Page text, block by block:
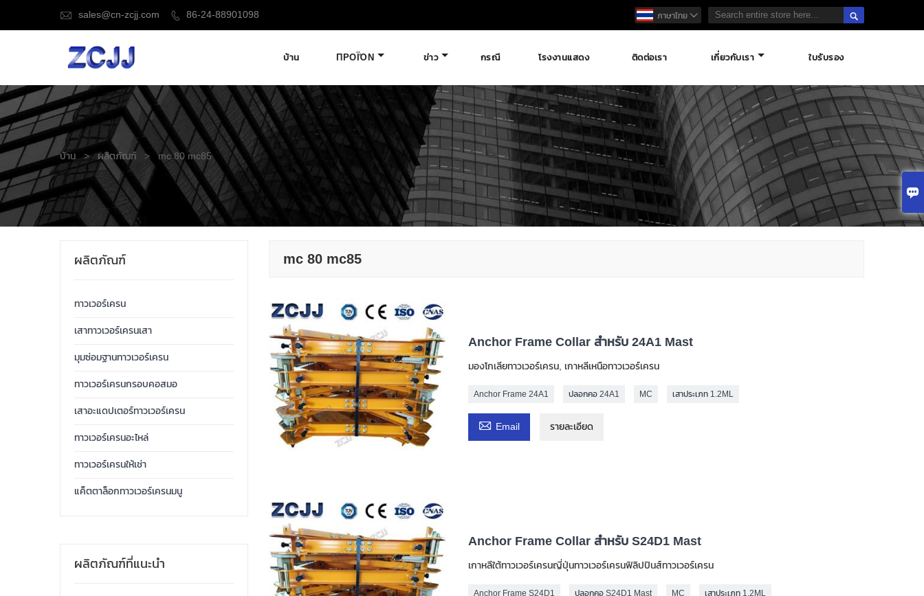

 sales@cn-zcjj.com  86-24-88901098 
ภาษาไทย 
บ้าน ΠΡΟΪΌΝ ข่าว กรณี โรงงานแสดง ติดต่อเรา เกี่ยวกับเรา ใบรับรอง
บ้าน > ผลิตภัณฑ์ > mc 80 mc85
mc 80 mc85
Anchor Frame Collar สำหรับ 24A1 Mast
มองโกเลียทาวเวอร์เครน, เกาหลีเหนือทาวเวอร์เครน
Anchor Frame 24A1 ปลอกคอ 24A1 MC เสาประเภท 1.2ML
 Email รายละเอียด
Anchor Frame Collar สำหรับ S24D1 Mast
เกาหลีใต้ทาวเวอร์เครนญี่ปุ่นทาวเวอร์เครนฟิลิปปินส์ทาวเวอร์เครน
Anchor Frame S24D1 ปลอกคอ S24D1 Mast MC เสาประเภท 1.2ML
ผลิตภัณฑ์
ทาวเวอร์เครน
เสาทาวเวอร์เครนเสา
มุมซ่อมฐานทาวเวอร์เครน
ทาวเวอร์เครนกรอบคอสมอ
เสาอะแดปเตอร์ทาวเวอร์เครน
ทาวเวอร์เครนอะไหล่
ทาวเวอร์เครนให้เช่า
แค็ตตาล็อกทาวเวอร์เครนมนู
ผลิตภัณฑ์ที่แนะนำ